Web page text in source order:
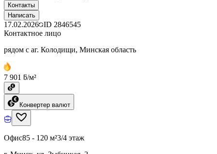
Контакты
Написать
17.02.2026 ID 2846545
Контактное лицо
рядом с аг. Колодищи, Минская область
7 901 ƃ/м²
Конвертер валют
Офис85 - 120 м²3/4 этаж